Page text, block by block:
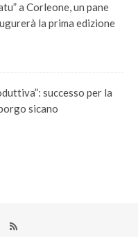
a Corleone, un pane
la prima edizione
successo per la
sicano